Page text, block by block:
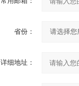
省份：
详细地址：